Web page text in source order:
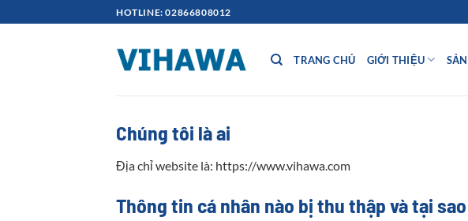
qua
HOTLINE: 02866808012
TRANG CHỦ GIỚI THIỆU
Chúng tôi là ai
Địa chỉ website là: https://www.vihawa.com
Thông tin cá nhân nào bị thu thập và tại